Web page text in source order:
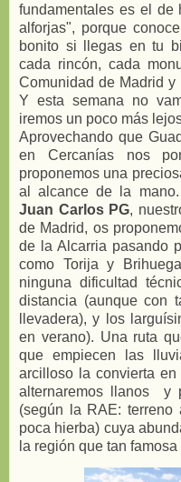
fundamentales es el de
alforjas", porque
bonito si llegas en tu
cada rincón, cada
Comunidad de Madrid y
Y esta semana no
iremos un poco más
Aprovechando que
en Cercanías nos
proponemos una
al alcance de la
Juan Carlos PG,
de Madrid, os
de la Alcarria pasando
como Torija y
ninguna dificultad
distancia (aunque con
llevadera), y los
en verano). Una ruta
que empiecen las
arcilloso la convierta
alternaremos llanos y
(según la RAE:
poca hierba) cuya
la región que tan